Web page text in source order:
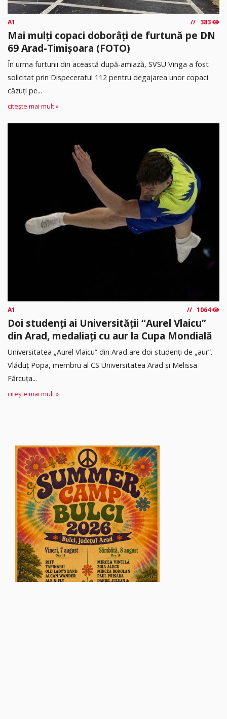
A1 383
Mai mulți copaci doborâți de furtună pe DN
69 Arad-Timișoara (FOTO)
În urma furtunii din această după-amiază, SVSU Vinga a fost
solicitat prin Dispeceratul 112 pentru degajarea unor copaci
căzuți pe...
citește mai mult »
A1 1064
Doi studenți ai Universității “Aurel Vlaicu”
din Arad, medaliați cu aur la Cupa Mondială
Universitatea „Aurel Vlaicu” din Arad are doi studenți de „aur”.
Vlăduț Popa, membru al CS Universitatea Arad și Melissa
Fărcuța...
citește mai mult »